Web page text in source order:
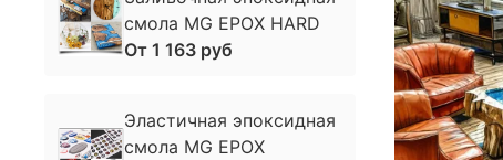
смола MG EPOX HARD
От 1 163 руб
Эластичная эпоксидная
смола MG EPOX